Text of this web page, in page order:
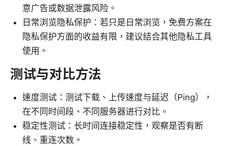
意广告或数据泄露风险。
日常浏览隐私保护：若只是日常浏览，免费方案在
隐私保护方面的收益有限，建议结合其他隐私工具
使用。
测试与对比方法
速度测试：测试下载、上传速度与延迟（Ping），
在不同时间段、不同服务器进行对比。
稳定性测试：长时间连接稳定性，观察是否有断
线、重连次数。